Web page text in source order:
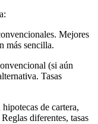
Mejores
más sencilla.
(si aún
Tasas
de cartera,
diferentes, tasas